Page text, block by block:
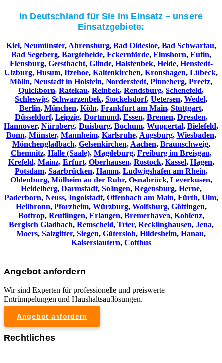
In Deutschland für Sie im Einsatz – unsere
Einsatzgebiete:
Kiel, Neumünster, Ahrensburg, Bad Oldesloe, Bad Schwartau,
Bad Segeberg, Bargteheide, Eckernförde, Elmshorn, Eutin,
Flensburg, Geesthacht, Glinde, Halstenbek, Heide, Henstedt-
Ulzburg, Husum, Itzehoe, Kaltenkirchen, Kronshagen, Lübeck,
Mölln, Neustadt in Holstein, Norderstedt, Pinneberg, Preetz,
Quickborn, Ratekau, Reinbek, Rendsburg, Schenefeld,
Schleswig, Schwarzenbek, Stockelsdorf, Uetersen, Wedel,
Berlin, München, Köln, Frankfurt am Main, Stuttgart,
Düsseldorf, Leipzig, Dortmund, Essen, Bremen, Dresden,
Hannover, Nürnberg, Duisburg, Bochum, Wuppertal, Bielefeld,
Bonn, Münster, Mannheim, Karlsruhe, Augsburg, Wiesbaden,
Mönchengladbach, Gelsenkirchen, Aachen, Braunschweig,
Chemnitz⁠, Halle (Saale), Magdeburg, Freiburg im Breisgau,
Krefeld, Mainz, Erfurt, Oberhausen, Rostock, Kassel, Hagen,
Potsdam, Saarbrücken, Hamm, Ludwigshafen am Rhein,
Oldenburg, Mülheim an der Ruhr, Osnabrück, Leverkusen,
Heidelberg, Darmstadt, Solingen, Regensburg, Herne,
Paderborn, Neuss, Ingolstadt, Offenbach am Main, Fürth, Ulm,
Heilbronn, Pforzheim, Würzburg, Wolfsburg, Göttingen,
Bottrop, Reutlingen, Erlangen, Bremerhaven, Koblenz,
Bergisch Gladbach, Remscheid, Trier, Recklinghausen, Jena,
Moers, Salzgitter, Siegen, Gütersloh, Hildesheim, Hanau,
Kaiserslautern, Cottbus
Angebot anfordern
Wir sind Experten für professionelle und preiswerte
Entrümpelungen und Haushaltsauflösungen.
Angebot anfordern
Rechtliches